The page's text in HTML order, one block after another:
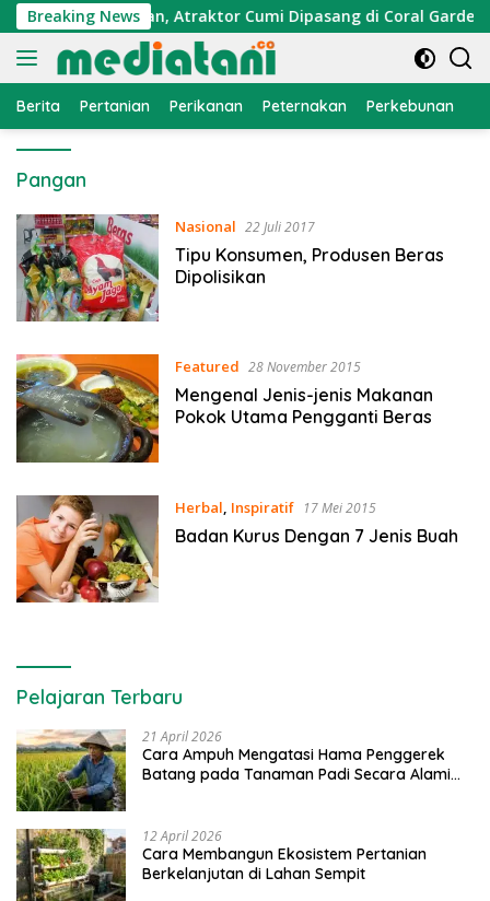
Langsung
ke
konten
Breaking News
Ekonomi Nelayan, Atraktor Cumi Dipasang di Coral Garden
Berita Pertanian Perikanan Peternakan Perkebunan
Pangan
Nasional 22 Juli 2017
Tipu Konsumen, Produsen Beras
Dipolisikan
Featured 28 November 2015
Mengenal Jenis-jenis Makanan
Pokok Utama Pengganti Beras
Herbal, Inspiratif 17 Mei 2015
Badan Kurus Dengan 7 Jenis Buah
Pelajaran Terbaru
21 April 2026
Cara Ampuh Mengatasi Hama Penggerek
Batang pada Tanaman Padi Secara Alami
12 April 2026
Cara Membangun Ekosistem Pertanian
Berkelanjutan di Lahan Sempit